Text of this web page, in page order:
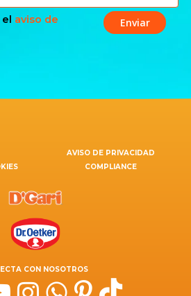
aviso de
AVISO DE PRIVACIDAD
COMPLIANCE
CON NOSOTROS